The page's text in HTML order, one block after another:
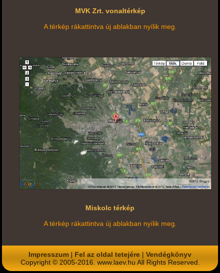
MVK Zrt. vonaltérkép
A térkép rákattintva új ablakban nyílik meg.
Miskolc térkép
A térkép rákattintva új ablakban nyílik meg.
Impresszum | Fel az oldal tetejére | Vendégkönyv
Copyright © 2005-2016. www.laev.hu All Rights Reserved.